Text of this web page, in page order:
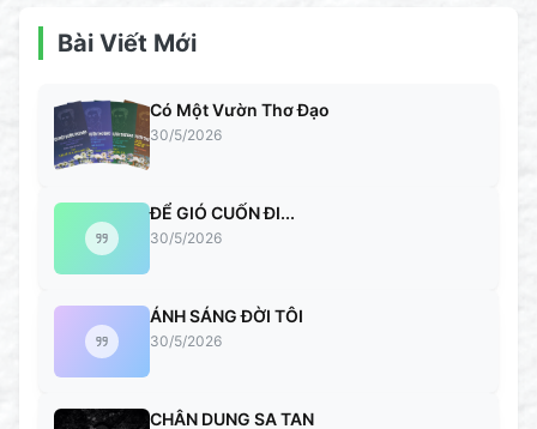
Bài Viết Mới
Có Một Vườn Thơ Đạo
30/5/2026
ĐỂ GIÓ CUỐN ĐI...
30/5/2026
ÁNH SÁNG ĐỜI TÔI
30/5/2026
CHÂN DUNG SA TAN